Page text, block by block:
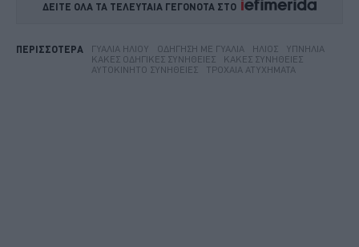
ΔΕΙΤΕ ΟΛΑ ΤΑ ΤΕΛΕΥΤΑΙΑ ΓΕΓΟΝΟΤΑ ΣΤΟ
ΠΕΡΙΣΣΟΤΕΡΑ ΓΥΑΛΙΆ ΗΛΊΟΥ ΟΔΉΓΗΣΗ ΜΕ ΓΥΑΛΙΆ ΉΛΙΟΣ
ΥΠΝΗΛΊΑ
ΚΑΚΈΣ ΟΔΗΓΙΚΈΣ ΣΥΝΉΘΕΙΕΣ
ΚΑΚΈΣ ΣΥΝΉΘΕΙΕΣ
ΑΥΤΟΚΊΝΗΤΟ ΣΥΝΉΘΕΙΕΣ
ΤΡΟΧΑΊΑ ΑΤΥΧΉΜΑΤΑ